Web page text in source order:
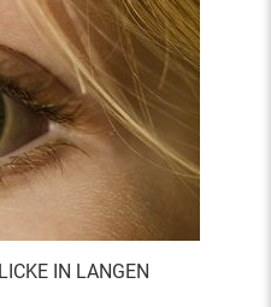
IN LANGEN